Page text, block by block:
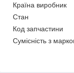
Країна виробник
Стан
Код запчастини
Сумісність з